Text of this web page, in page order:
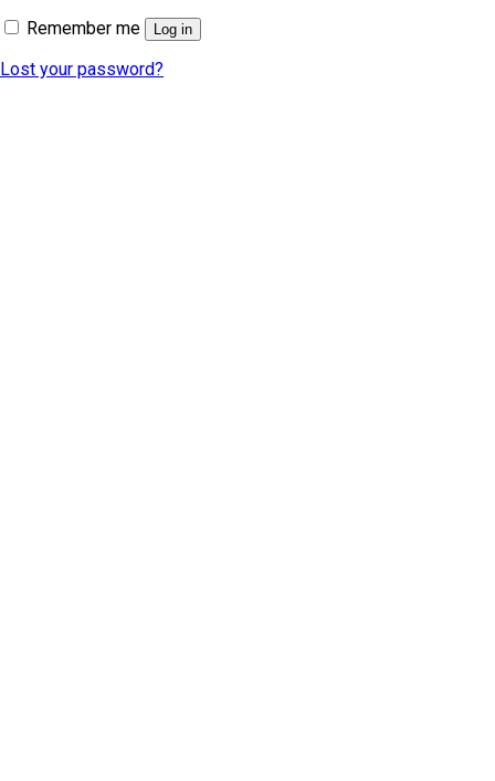
Remember me
Log in
Lost your password?